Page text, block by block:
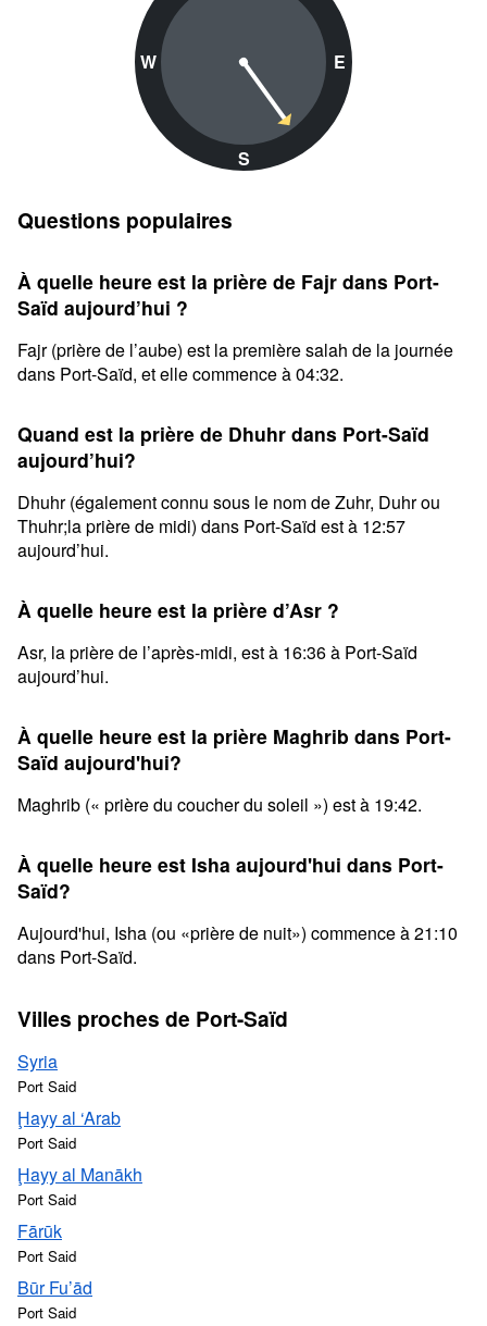
W
S
E
Questions populaires
À quelle heure est la prière de Fajr dans Port-
Saïd aujourd’hui ?
Fajr (prière de l’aube) est la première salah de la journée
dans Port-Saïd, et elle commence à 04:32.
Quand est la prière de Dhuhr dans Port-Saïd
aujourd’hui?
Dhuhr (également connu sous le nom de Zuhr, Duhr ou
Thuhr;la prière de midi) dans Port-Saïd est à 12:57
aujourd’hui.
À quelle heure est la prière d’Asr ?
Asr, la prière de l’après-midi, est à 16:36 à Port-Saïd
aujourd’hui.
À quelle heure est la prière Maghrib dans Port-
Saïd aujourd'hui?
Maghrib (« prière du coucher du soleil ») est à 19:42.
À quelle heure est Isha aujourd'hui dans Port-
Saïd?
Aujourd'hui, Isha (ou «prière de nuit») commence à 21:10
dans Port-Saïd.
Villes proches de Port-Saïd
Syria
Port Said
Ḩayy al ‘Arab
Port Said
Ḩayy al Manākh
Port Said
Fārūk
Port Said
Būr Fu’ād
Port Said